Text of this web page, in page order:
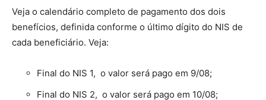
Veja o calendário completo de pagamento dos dois
benefícios, definida conforme o último dígito do NIS de
cada beneficiário. Veja:
Final do NIS 1, o valor será pago em 9/08;
Final do NIS 2, o valor será pago em 10/08;